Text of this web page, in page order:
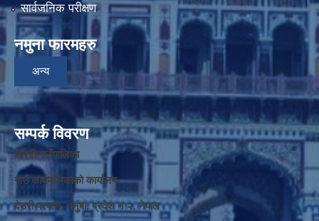
सार्वजनिक परीक्षण
नमुना फारमहरु
अन्य
सम्पर्क विवरण
औरही गाउँपालिका
गाउँ कार्यपालिकाको कार्यालय
देउरी परवाहा, धनुषा, प्रदेश न‌‍ २, नेपाल